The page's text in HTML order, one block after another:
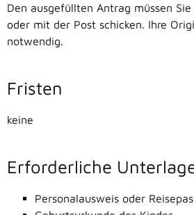
Den ausgefüllten Antrag müssen
oder mit der Post schicken. Ihre
notwendig.
Fristen
keine
Erforderliche
Personalausweis oder